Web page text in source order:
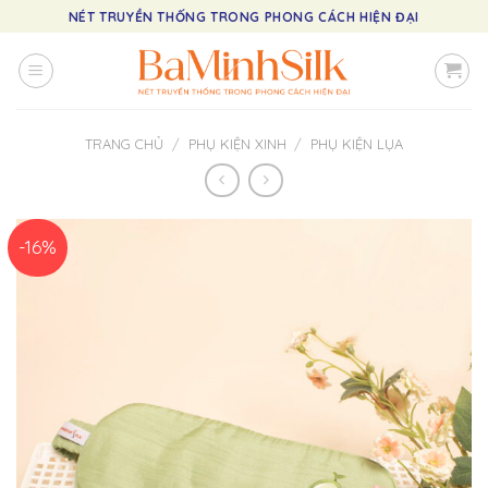
to
content
NÉT TRUYỀN THỐNG TRONG PHONG CÁCH HIỆN ĐẠI
TRANG CHỦ / PHỤ KIỆN XINH / PHỤ KIỆN LỤA
-16%